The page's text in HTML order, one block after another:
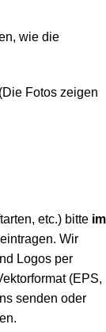
wie die
Fotos zeigen
etc.) bitte im
Wir
Logos per
(EPS,
senden oder